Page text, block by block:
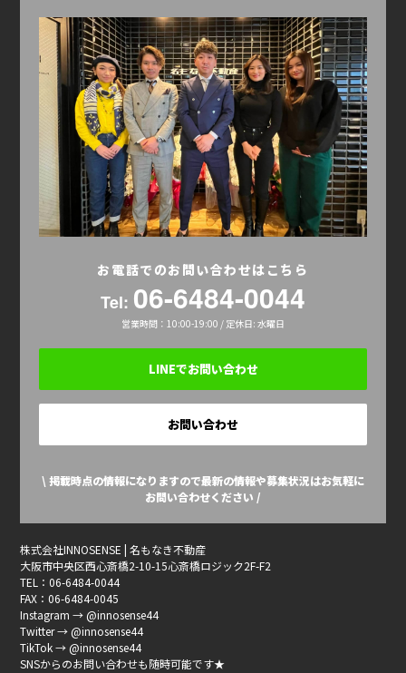
お電話でのお問い合わせはこちら
Tel: 06-6484-0044
営業時間：10:00-19:00 / 定休日: 水曜日
LINEでお問い合わせ
お問い合わせ
\ 掲載時点の情報になりますので最新の情報や募集状況はお気軽に
お問い合わせください /
株式会社INNOSENSE | 名もなき不動産
大阪市中央区西心斎橋2-10-15心斎橋ロジック2F-F2
TEL：06-6484-0044
FAX：06-6484-0045
Instagram → @innosense44
Twitter → @innosense44
TikTok → @innosense44
SNSからのお問い合わせも随時可能です★